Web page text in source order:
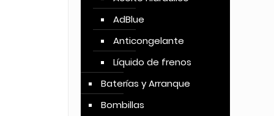
AdBlue
Anticongelante
Líquido de frenos
Baterías y Arranque
Bombillas